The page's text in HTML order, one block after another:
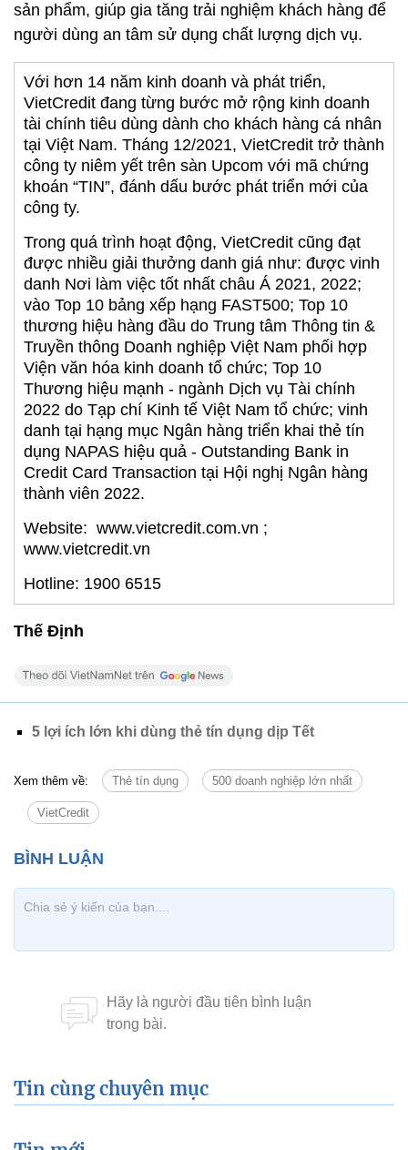
sản phẩm, giúp gia tăng trải nghiệm khách hàng để
người dùng an tâm sử dụng chất lượng dịch vụ.
Với hơn 14 năm kinh doanh và phát triển,
VietCredit đang từng bước mở rộng kinh doanh
tài chính tiêu dùng dành cho khách hàng cá nhân
tại Việt Nam. Tháng 12/2021, VietCredit trở thành
công ty niêm yết trên sàn Upcom với mã chứng
khoán “TIN”, đánh dấu bước phát triển mới của
công ty.
Trong quá trình hoạt động, VietCredit cũng đạt
được nhiều giải thưởng danh giá như: được vinh
danh Nơi làm việc tốt nhất châu Á 2021, 2022;
vào Top 10 bảng xếp hạng FAST500; Top 10
thương hiệu hàng đầu do Trung tâm Thông tin &
Truyền thông Doanh nghiệp Việt Nam phối hợp
Viện văn hóa kinh doanh tổ chức; Top 10
Thương hiệu mạnh - ngành Dịch vụ Tài chính
2022 do Tạp chí Kinh tế Việt Nam tổ chức; vinh
danh tại hạng mục Ngân hàng triển khai thẻ tín
dụng NAPAS hiệu quả - Outstanding Bank in
Credit Card Transaction tại Hội nghị Ngân hàng
thành viên 2022.
Website: www.vietcredit.com.vn ;
www.vietcredit.vn
Hotline: 1900 6515
Thế Định
5 lợi ích lớn khi dùng thẻ tín dụng dịp Tết
Xem thêm về: Thẻ tín dụng 500 doanh nghiệp lớn nhất
VietCredit
Tin cùng chuyên mục